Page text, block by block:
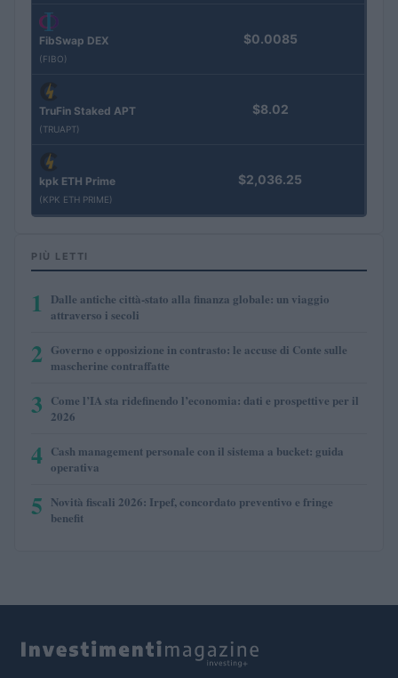
FibSwap DEX
(FIBO)
$0.0085
TruFin Staked APT
(TRUAPT)
$8.02
kpk ETH Prime
(KPK ETH PRIME)
$2,036.25
PIÙ LETTI
1
Dalle antiche città-stato alla finanza globale: un viaggio
attraverso i secoli
2 Governo e opposizione in contrasto: le accuse di Conte sulle
mascherine contraffatte
3 Come l’IA sta ridefinendo l’economia: dati e prospettive per il
2026
4 Cash management personale con il sistema a bucket: guida
operativa
5 Novità fiscali 2026: Irpef, concordato preventivo e fringe
benefit